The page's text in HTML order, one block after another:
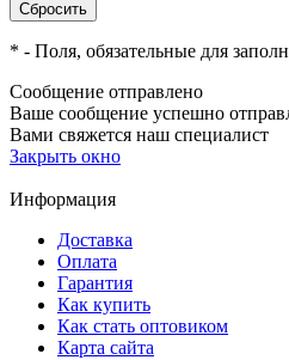
* - Поля, обязательные для
Сообщение отправлено
Ваше сообщение успешно
Вами свяжется наш специалист
Закрыть окно
Информация
Доставка
Оплата
Гарантия
Как купить
Как стать оптовиком
Карта сайта